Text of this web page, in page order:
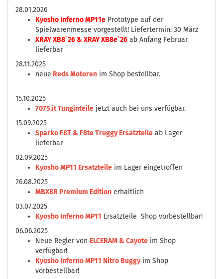
28.01.2026
Kyosho Inferno MP11e Prototype auf der
Spielwarenmesse vorgestellt! Liefertermin: 30 März
XRAY XB8`26 & XRAY XB8e`26 ab Anfang Februar
lieferbar
28.11.2025
neue Reds Motoren im Shop bestellbar.
15.10.2025
7075.it Tunginteile jetzt auch bei uns verfügbar.
15.09.2025
Sparko F8T & F8te Truggy Ersatzteile ab Lager
lieferbar
02.09.2025
Kyosho MP11 Ersatzteile im Lager eingetroffen
26.08.2025
MBX8R Premium Edition erhältlich
03.07.2025
Kyosho Inferno MP11 Ersatzteile Shop vorbestellbar!
06.06.2025
Neue Regler von ELCERAM & Cayote im Shop
verfügbar!
Kyosho Inferno MP11 Nitro Buggyim Shop
vorbestellbar!